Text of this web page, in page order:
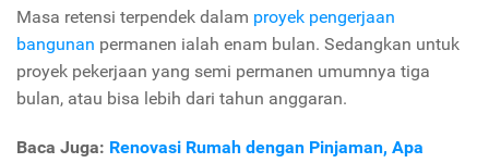
Masa retensi terpendek dalam proyek pengerjaan
bangunan permanen ialah enam bulan. Sedangkan untuk
proyek pekerjaan yang semi permanen umumnya tiga
bulan, atau bisa lebih dari tahun anggaran.
Baca Juga: Renovasi Rumah dengan Pinjaman, Apa